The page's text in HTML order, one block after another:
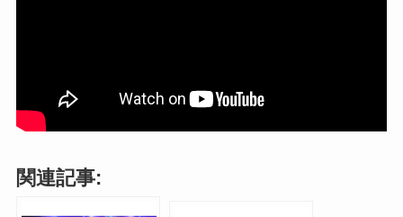
関連記事: